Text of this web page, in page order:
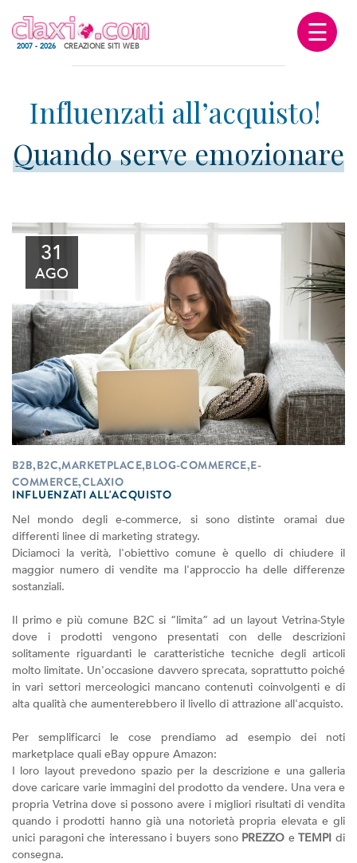
2007 - 2026 CREAZIONE SITI WEB ☰
Quando serve emozionare
31
AGO
B2B,B2C,MARKETPLACE,BLOG-COMMERCE,E-
COMMERCE,CLAXIO
INFLUENZATI ALL'ACQUISTO
Nel mondo degli e-commerce, si sono distinte oramai due
differenti linee di marketing strategy.
Diciamoci la verità, l'obiettivo comune è quello di chiudere il
maggior numero di vendite ma l'approccio ha delle differenze
sostanziali.
Il primo e più comune B2C si “limita” ad un layout Vetrina-Style
dove i prodotti vengono presentati con delle descrizioni
solitamente riguardanti le caratteristiche tecniche degli articoli
molto limitate. Un'occasione davvero sprecata, soprattutto poiché
in vari settori merceologici mancano contenuti coinvolgenti e di
alta qualità che aumenterebbero il livello di attrazione all'acquisto.
Per semplificarci le cose prendiamo ad esempio dei noti
marketplace quali eBay oppure Amazon:
I loro layout prevedono spazio per la descrizione e una galleria
dove caricare varie immagini del prodotto da vendere. Una vera e
propria Vetrina dove si possono avere i migliori risultati di vendita
quando i prodotti hanno già una notorietà propria elevata e gli
unici paragoni che interessano i buyers sono PREZZO eTEMPI di
consegna.